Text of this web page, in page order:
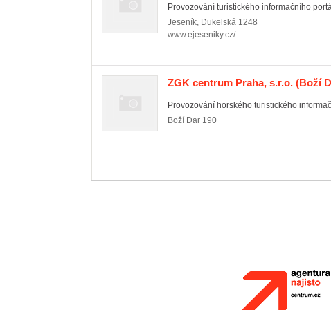
Provozování turistického informačního
Jeseník, Dukelská 1248
www.ejeseniky.cz/
ZGK centrum Praha, s.r.o. (Boží
Provozování horského turistického
Boží Dar 190